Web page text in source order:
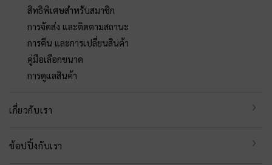
สิทธิพิเศษสำหรับสมาชิก
การจัดส่ง และติดตามสถานะ
การคืน และการเปลี่ยนสินค้า
คู่มือเลือกขนาด
การดูแลสินค้า
เกี่ยวกับเรา
ช้อปปิ้งกับเรา